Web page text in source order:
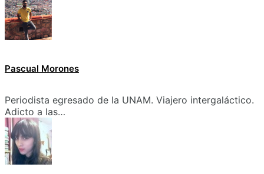
Pascual Morones
Periodista egresado de la UNAM. Viajero intergaláctico.
Adicto a las…